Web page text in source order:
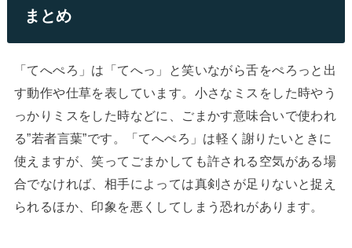
まとめ
「てへぺろ」は「てへっ」と笑いながら舌をぺろっと出
す動作や仕草を表しています。小さなミスをした時やう
っかりミスをした時などに、ごまかす意味合いで使われ
る”若者言葉”です。「てへぺろ」は軽く謝りたいときに
使えますが、笑ってごまかしても許される空気がある場
合でなければ、相手によっては真剣さが足りないと捉え
られるほか、印象を悪くしてしまう恐れがあります。